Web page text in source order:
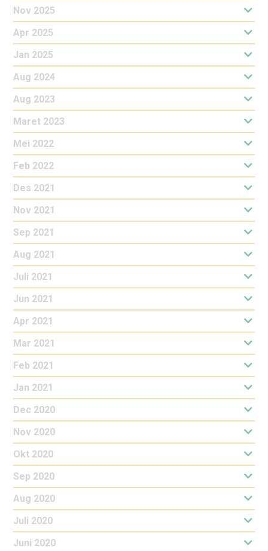
Nov 2025
Apr 2025
Jan 2025
Aug 2024
Aug 2023
Maret 2023
Mei 2022
Feb 2022
Des 2021
Nov 2021
Sep 2021
Aug 2021
Juli 2021
Jun 2021
Apr 2021
Mar 2021
Feb 2021
Jan 2021
Dec 2020
Nov 2020
Okt 2020
Sep 2020
Aug 2020
Juli 2020
Juni 2020